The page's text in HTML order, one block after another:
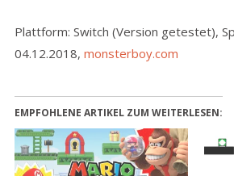
Plattform: Switch (Version getestet),
04.12.2018, monsterboy.com
EMPFOHLENE ARTIKEL ZUM WEITERLESEN: